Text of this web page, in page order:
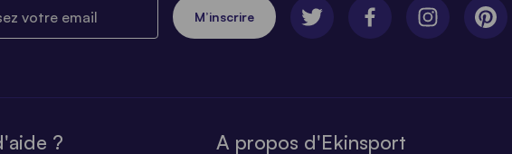
M’inscrire
? A propos d'Ekinsport